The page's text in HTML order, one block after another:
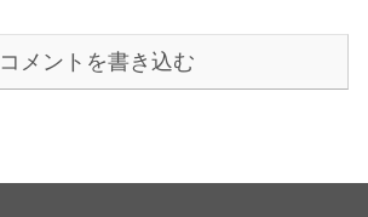
コメントを書き込む